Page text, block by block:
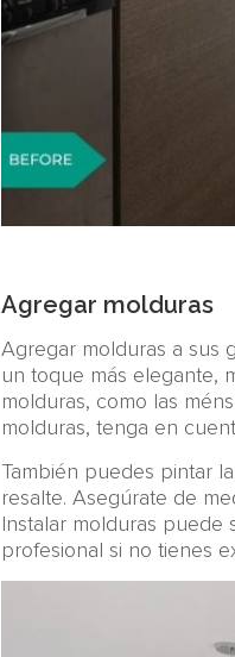
Agregar molduras
Agregar molduras a sus
un toque más elegante,
molduras, como las
molduras, tenga en
También puedes pintar
resalte. Asegúrate de
Instalar molduras
profesional si no tienes